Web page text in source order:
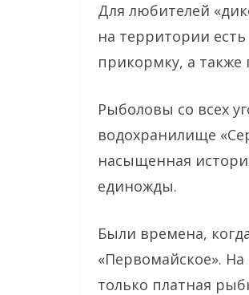
Для любителей
на территории
прикормку, а также
Рыболовы со всех
водохранилище
насыщенная
единожды.
Были времена,
«Первомайское».
только платная